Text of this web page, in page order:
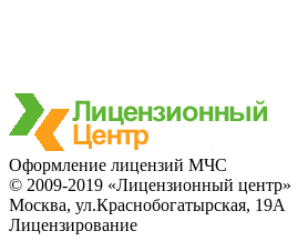
Оформление лицензий МЧС
© 2009-2019 «Лицензионный центр»
Москва, ул.Краснобогатырская, 19А
Лицензирование